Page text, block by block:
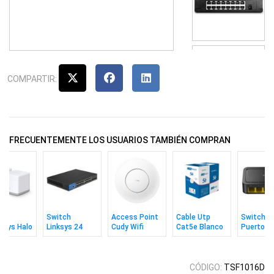
COMPARTIR:
FRECUENTEMENTE LOS USUARIOS TAMBIÉN COMPRAN
Halo
Pack)
Switch
Linksys 24
Puertos Gbit
Access Point
Cudy Wifi
Ac1200 Con
Cable Utp
Cat5e Blanco
305m MPT
Switch
Puertos
10/
CÓDIGO: TSF1016D